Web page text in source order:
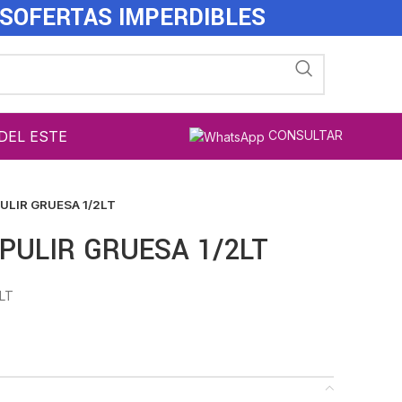
OFERTAS IMPERDIBLES
ESTE CONSULTAR
GRUESA 1/2LT
GRUESA 1/2LT